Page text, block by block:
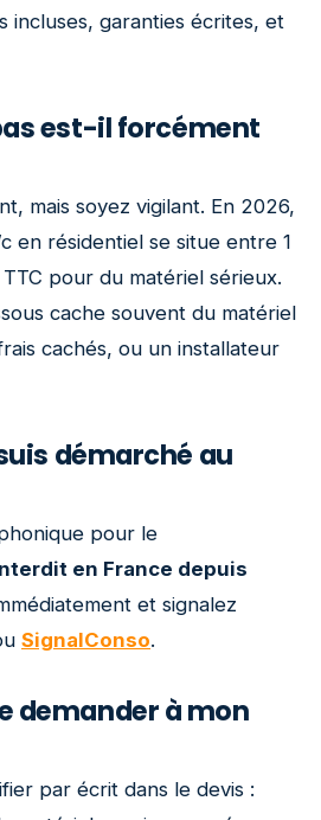
incluses, garanties écrites, et
est-il forcément
mais soyez vigilant. En 2026,
en résidentiel se situe entre 1
pour du matériel sérieux.
cache souvent du matériel
cachés, ou un installateur
démarché au
pour le
en France depuis
et signalez
SignalConso.
demander à mon
par écrit dans le devis :